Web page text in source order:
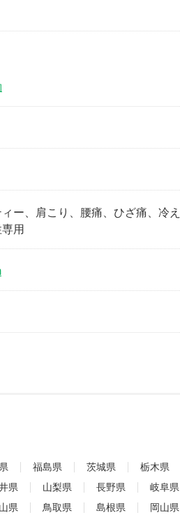
ー、肩こり、腰痛、ひざ痛、冷
用
福島県 茨城県
栃木県
県 山梨県 長野県
岐阜県
県 鳥取県 島根県 岡山県